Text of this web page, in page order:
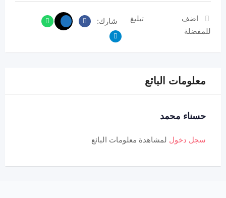
اضف
للمفضلة
تبليغ شارك:
معلومات البائع
حسناء محمد
سجل دخول لمشاهدة معلومات البائع